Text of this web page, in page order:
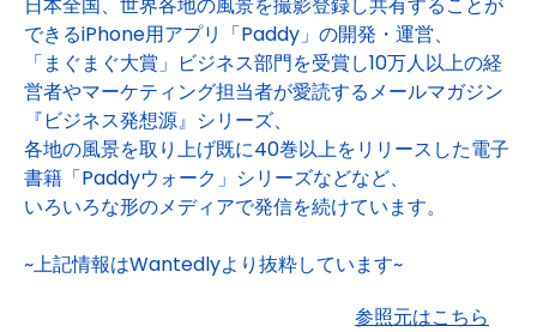
できるiPhone用アプリ「Paddy」の開発・運営、
「まぐまぐ大賞」ビジネス部門を受賞し10万人以上の経
営者やマーケティング担当者が愛読するメールマガジン
『ビジネス発想源』シリーズ、
各地の風景を取り上げ既に40巻以上をリリースした電子
書籍「Paddyウォーク」シリーズなどなど、
いろいろな形のメディアで発信を続けています。
~上記情報はWantedlyより抜粋しています~
参照元はこちら